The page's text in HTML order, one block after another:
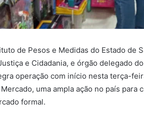
de Pesos e Medidas do Estado de
e Cidadania, e órgão delegado
operação com início nesta terça-
uma ampla ação no país
formal.